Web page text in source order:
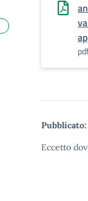
Pubblicato:
Eccetto